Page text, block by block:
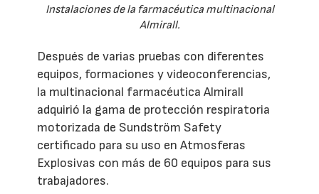
Instalaciones de la farmacéutica multinacional
Almirall.
Después de varias pruebas con diferentes
equipos, formaciones y videoconferencias,
la multinacional farmacéutica Almirall
adquirió la gama de protección respiratoria
motorizada de Sundström Safety
certificado para su uso en Atmosferas
Explosivas con más de 60 equipos para sus
trabajadores.